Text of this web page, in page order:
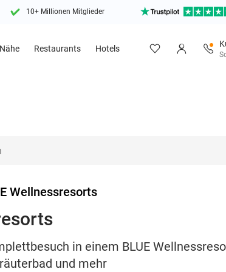
10+ Millionen Mitglieder
Restaurants Hotels
Wellnessresorts
in einem BLUE
und mehr